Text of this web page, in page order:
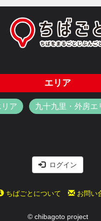
エリア
ア 九十九里・外房エ
ログイン
ちばごとについて お問い
© chibagoto project